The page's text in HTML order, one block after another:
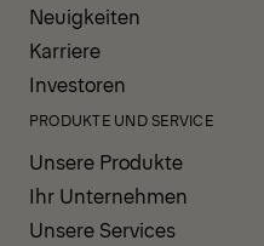
Neuigkeiten
Karriere
Investoren
PRODUKTE UND SERVICE
Unsere Produkte
Ihr Unternehmen
Unsere Services